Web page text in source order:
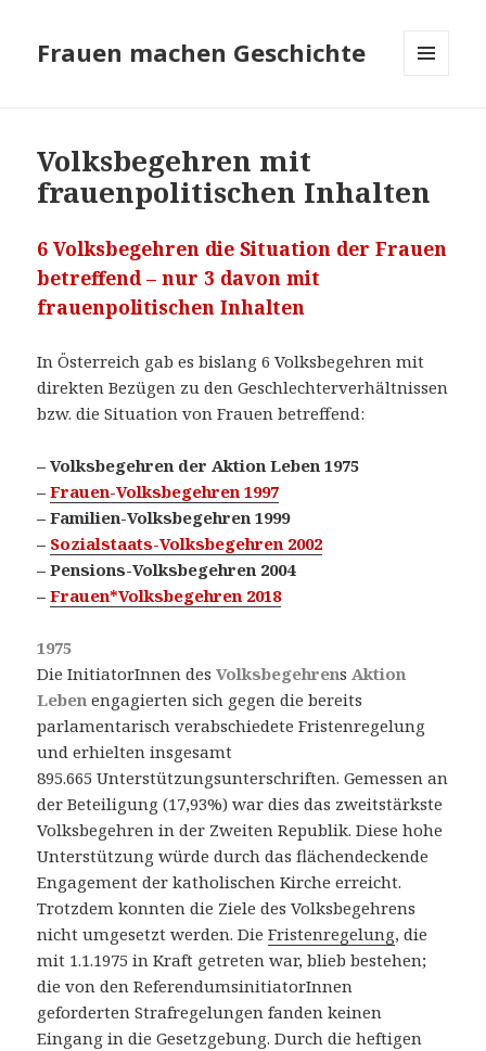
Frauen machen Geschichte
Volksbegehren mit
frauenpolitischen Inhalten
6 Volksbegehren die Situation der Frauen
betreffend – nur 3 davon mit
frauenpolitischen Inhalten
In Österreich gab es bislang 6 Volksbegehren mit
direkten Bezügen zu den Geschlechterverhältnissen
bzw. die Situation von Frauen betreffend:
– Volksbegehren der Aktion Leben 1975
–Frauen-Volksbegehren 1997
– Familien-Volksbegehren 1999
– Sozialstaats-Volksbegehren 2002
– Pensions-Volksbegehren 2004
–Frauen*Volksbegehren 2018
1975
Die InitiatorInnen desVolksbegehrensAktion
Leben engagierten sich gegen die bereits
parlamentarisch verabschiedete Fristenregelung
und erhielten insgesamt
895.665 Unterstützungsunterschriften. Gemessen an
der Beteiligung (17,93%) war dies das zweitstärkste
Volksbegehren in der Zweiten Republik. Diese hohe
Unterstützung würde durch das flächendeckende
Engagement der katholischen Kirche erreicht.
Trotzdem konnten die Ziele des Volksbegehrens
nicht umgesetzt werden. DieFristenregelung, die
mit 1.1.1975 in Kraft getreten war, blieb bestehen;
die von den ReferendumsinitiatorInnen
geforderten Strafregelungen fanden keinen
Eingang in die Gesetzgebung. Durch die heftigen